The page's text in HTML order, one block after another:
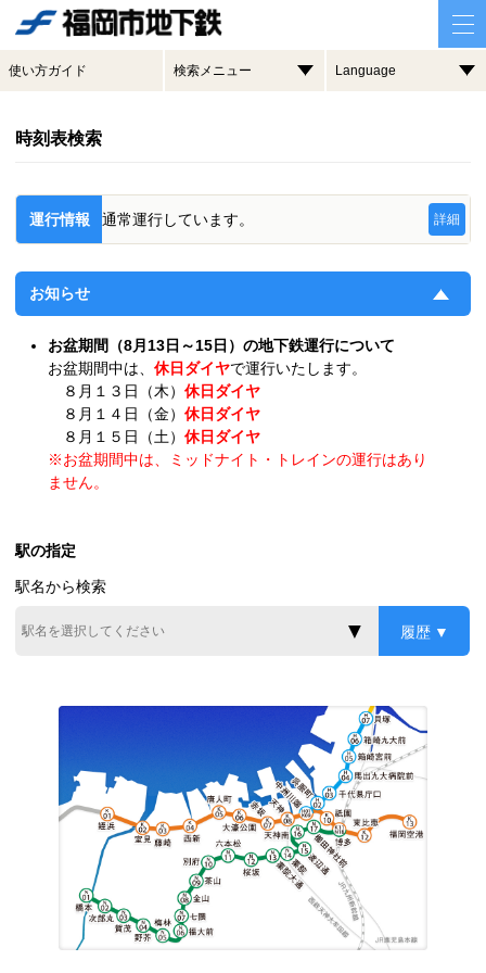
使い方ガイド 検索メニュー Language
時刻表検索
運行情報 通常運行しています。 詳細
お知らせ
お盆期間（8月13日～15日）の地下鉄運行について
お盆期間中は、 休日ダイヤで運行いたします。
８月１３日（木） 休日ダイヤ
８月１４日（金） 休日ダイヤ
８月１５日（土） 休日ダイヤ
※お盆期間中は、ミッドナイト・トレインの運行はあり
ません。
駅の指定
駅名から検索
履歴